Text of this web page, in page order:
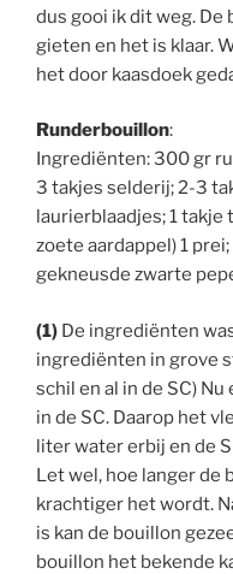
dus gooi ik dit weg. De
gieten en het is klaar.
het door kaasdoek
Runderbouillon:
Ingrediënten: 300 gr
3 takjes selderij; 2-3
laurierblaadjes; 1 takje
zoete aardappel) 1
gekneusde zwarte
(1) De ingrediënten
ingrediënten in grove
schil en al in de SC)
in de SC. Daarop het
liter water erbij en de
Let wel, hoe langer de
krachtiger het wordt.
is kan de bouillon
bouillon het bekende